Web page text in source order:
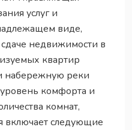
услуг и
виде,
сдаче недвижимости в
квартир
набережную реки
комфорта и
комнат,
включает следующие